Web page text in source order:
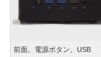
前面。電源ボタン、USB